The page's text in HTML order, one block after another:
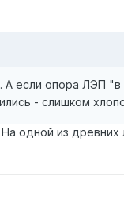
если опора ЛЭП "в
- слишком
одной из